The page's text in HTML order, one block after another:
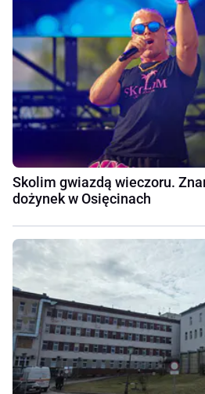
Skolim gwiazdą wieczoru.
dożynek w Osięcinach